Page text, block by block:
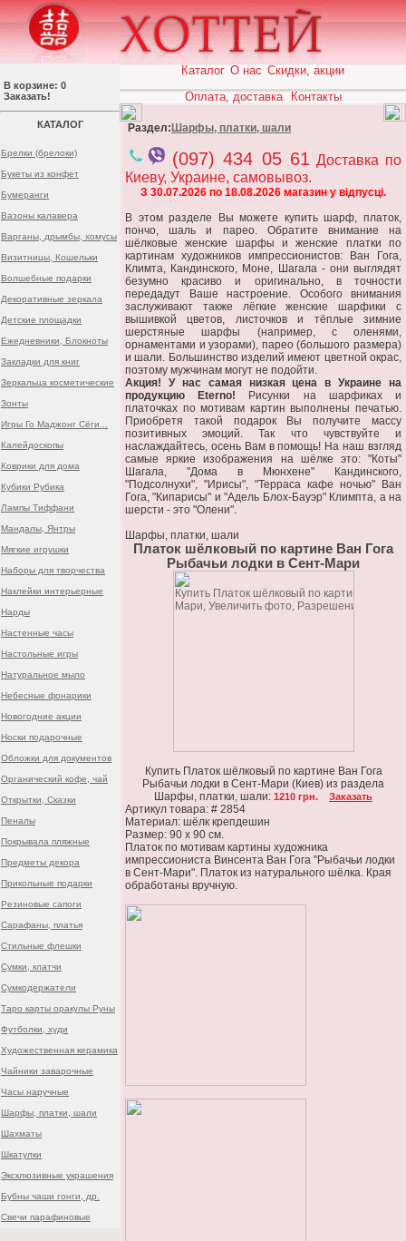
В корзине: 0
Заказать!
КАТАЛОГ
Брелки (брелоки)
Букеты из конфет
Бумеранги
Вазоны калавера
Варганы, дрымбы, хомусы
Визитницы, Кошельки
Волшебные подарки
Декоративные зеркала
Детские площадки
Ежедневники, Блокноты
Закладки для книг
Зеркальца косметические
Зонты
Игры Го Маджонг Сёги...
Калейдоскопы
Коврики для дома
Кубики Рубика
Лампы Тиффани
Мандалы, Янтры
Мягкие игрушки
Наборы для творчества
Наклейки интерьерные
Нарды
Настенные часы
Настольные игры
Натуральное мыло
Небесные фонарики
Новогодние акции
Носки подарочные
Обложки для документов
Органический кофе, чай
Открытки, Сказки
Пеналы
Покрывала пляжные
Предметы декора
Прикольные подарки
Резиновые сапоги
Сарафаны, платья
Стильные флешки
Сумки, клатчи
Сумкодержатели
Таро карты оракулы Руны
Футболки, худи
Художественная керамика
Чайники заварочные
Часы наручные
Шарфы, платки, шали
Шахматы
Шкатулки
Эксклюзивные украшения
Бубны чаши гонги, др.
Свечи парафиновые
Каталог О нас Скидки, акции
Оплата, доставка
Контакты
Раздел: Шарфы, платки, шали
(097) 434 05 61 Доставка по
Киеву, Украине, самовывоз.
З 30.07.2026 по 18.08.2026 магазин у відпусці.
В этом разделе Вы можете купить шарф, платок,
пончо, шаль и парео. Обратите внимание на
шёлковые женские шарфы и женские платки по
картинам художников импрессионистов: Ван Гога,
Климта, Кандинского, Моне, Шагала - они выглядят
безумно красиво и оригинально, в точности
передадут Ваше настроение. Особого внимания
заслуживают также лёгкие женские шарфики с
вышивкой цветов, листочков и тёплые зимние
шерстяные шарфы (например, с оленями,
орнаментами и узорами), парео (большого размера)
и шали. Большинство изделий имеют цветной окрас,
поэтому мужчинам могут не подойти.
Акция! У нас самая низкая цена в Украине на
продукцию Eterno! Рисунки на шарфиках и
платочках по мотивам картин выполнены печатью.
Приобретя такой подарок Вы получите массу
позитивных эмоций. Так что чувствуйте и
наслаждайтесь, осень Вам в помощь! На наш взгляд
самые яркие изображения на шёлке это: "Коты"
Шагала, "Дома в Мюнхене" Кандинского,
"Подсолнухи", "Ирисы", "Терраса кафе ночью" Ван
Гога, "Кипарисы" и "Адель Блох-Бауэр" Климпта, а на
шерсти - это "Олени".
Шарфы, платки, шали
Платок шёлковый по картине Ван Гога
Рыбачьи лодки в Сент-Мари
Купить Платок шёлковый по картине Ван Гога
Рыбачьи лодки в Сент-Мари (Киев) из раздела
Шарфы, платки, шали: 1210 грн. Заказать
Артикул товара: # 2854
Материал: шёлк крепдешин
Размер: 90 х 90 см.
Платок по мотивам картины художника
импрессиониста Винсента Ван Гога "Рыбачьи лодки
в Сент-Мари". Платок из натурального шёлка. Края
обработаны вручную.